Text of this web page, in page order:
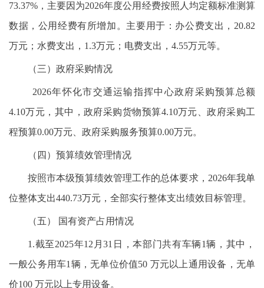
73.37%，主要因为2026年度公用经费按照人均定额标准测算
数据，公用经费有所增加。主要用于：办公费支出，20.82
万元；水费支出，1.3万元；电费支出，4.55万元等。
（三）政府采购情况
2026年怀化市交通运输指挥中心政府采购预算总额
4.10万元，其中，政府采购货物预算4.10万元、政府采购工
程预算0.00万元、政府采购服务预算0.00万元。
（四）预算绩效管理情况
按照市本级预算绩效管理工作的总体要求，2026年我单
位整体支出440.73万元，全部实行整体支出绩效目标管理。
（五） 国有资产占用情况
1.截至2025年12月31日，本部门共有车辆1辆，其中，
一般公务用车1辆，无单位价值50 万元以上通用设备，无单
价100 万元以上专用设备。